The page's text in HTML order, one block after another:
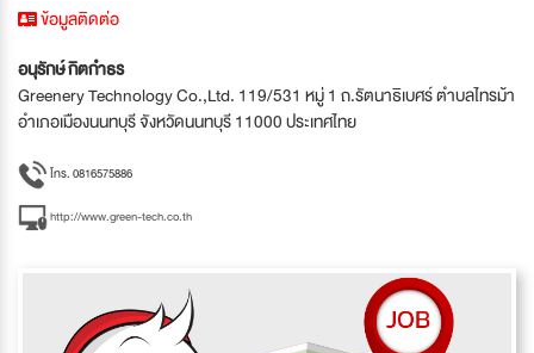
ข้อมูลติดต่อ
อนุรักษ์ กิตกำธร
Greenery Technology Co.,Ltd. 119/531 หมู่ 1 ถ.รัตนาธิเบศร์ ตำบลไทรม้า
อำเภอเมืองนนทบุรี จังหวัดนนทบุรี 11000 ประเทศไทย
โทร. 0816575886
http://www.green-tech.co.th